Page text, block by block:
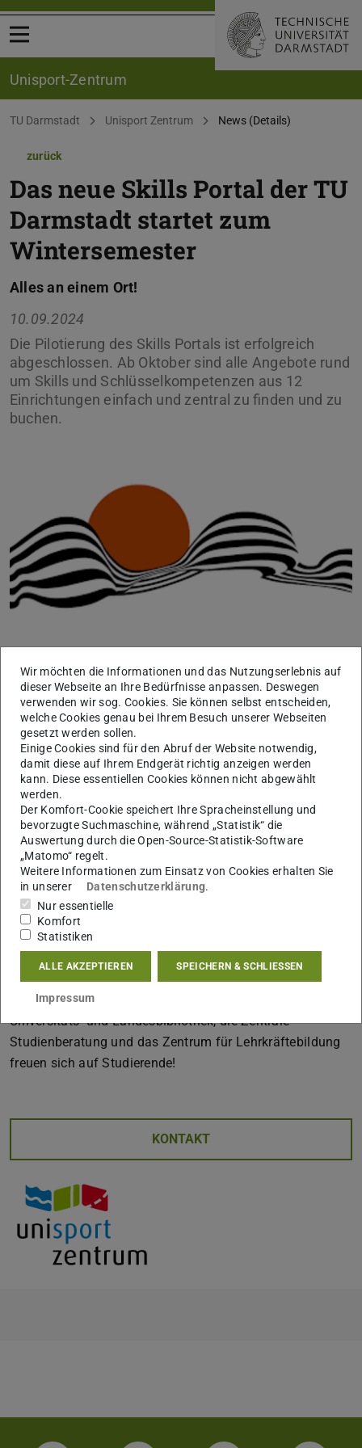
Menü öffnen
Unisport-Zentrum
Sie befinden sich hier:
TU Darmstadt Unisport Zentrum News (Details)
zurück
Das neue Skills Portal der TU
Darmstadt startet zum
Wintersemester
Alles an einem Ort!
10.09.2024
Die Pilotierung des Skills Portals ist erfolgreich
abgeschlossen. Ab Oktober sind alle Angebote rund
um Skills und Schlüsselkompetenzen aus 12
Einrichtungen einfach und zentral zu finden und zu
buchen.
„Hätte ich das bloß schon früher gewusst“ stöhnen
Studierende, wenn sie erst kurz vor ihrem Abschluss die
zahlreichen Kurse, Workshops und Trainings zu Skills und
Schlüsselkompetenzen an der TU Darmstadt entdecken.
Das ist nun vorbei: Ab dem Wintersemester 2024/25
können Studierende diese Angebote unter
tu4you.de
einem Ort finden und buchen. Lernen lernen und Zeit
managen, Recherchieren und Schreiben, Präsentieren und
Kommunizieren, Gesund studieren, KI nutzen oder
Nachhaltigkeit berücksichtigen sind nur einige der
Kursthemen. Hinzu kommt ein Überblick über die vielen
Beratungsangebote speziell für Studierende innerhalb und
außerhalb der TU Darmstadt. Die Arbeitsbereiche
Schlüsselkompetenzen und E-Learning in der HDA, der
SchreibCenter am Sprachenzentrum, das Studienkolleg,
das Studentische Gesundheitsmanagement, die
Universitäts- und Landesbibliothek, die Zentrale
Studienberatung und das Zentrum für Lehrkräftebildung
freuen sich auf Studierende!
KONTAKT
Wir möchten die Informationen und das Nutzungserlebnis auf
dieser Webseite an Ihre Bedürfnisse anpassen. Deswegen
verwenden wir sog. Cookies. Sie können selbst entscheiden,
welche Cookies genau bei Ihrem Besuch unserer Webseiten
gesetzt werden sollen.
Einige Cookies sind für den Abruf der Website notwendig,
damit diese auf Ihrem Endgerät richtig anzeigen werden
kann. Diese essentiellen Cookies können nicht abgewählt
werden.
Der Komfort-Cookie speichert Ihre Spracheinstellung und
bevorzugte Suchmaschine, während „Statistik“ die
Auswertung durch die Open-Source-Statistik-Software
„Matomo“ regelt.
Weitere Informationen zum Einsatz von Cookies erhalten Sie
in unserer
Datenschutzerklärung.
Nur essentielle
Komfort
Statistiken
ALLE AKZEPTIEREN SPEICHERN & SCHLIESSEN
Impressum